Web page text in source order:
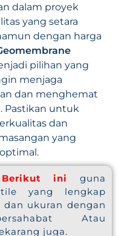
dalam proyek
yang setara
dengan harga
pilihan yang
menjaga
dan menghemat
Pastikan untuk
dan
yang
Berikut ini
guna
yang lengkap
ukuran dengan
Atau
juga.